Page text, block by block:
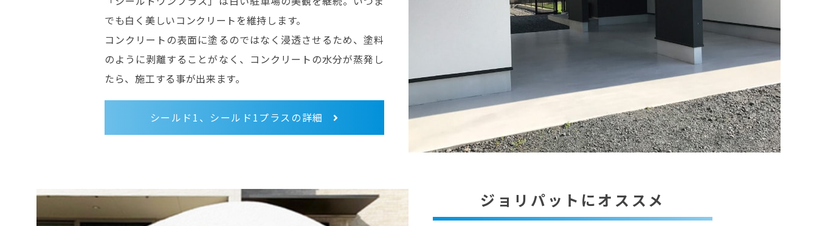
でも白く美しいコンクリートを維持します。
コンクリートの表面に塗るのではなく浸透させるため、塗料
のように剥離することがなく、コンクリートの水分が蒸発し
たら、施工する事が出来ます。
シールド1、シールド1プラスの詳細
ジョリパットにオススメ